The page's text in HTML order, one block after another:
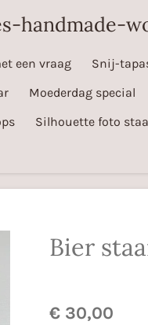
handmade-
een vraag Snij-
Moederdag special
Silhouette foto
Bier
€ 30,00